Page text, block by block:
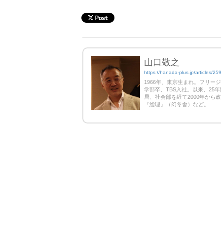
山口敬之
https://hanada-plus.jp/articles/259
1966年、東京生まれ。フリー
学部卒、TBS入社。以来、25
局、社会部を経て2000年から
『総理』（幻冬舎）など。